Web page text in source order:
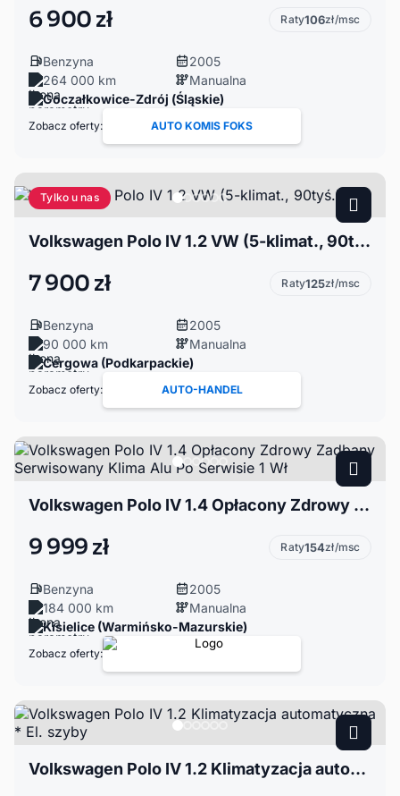
6 900 zł Raty106zł/msc
Benzyna
2005
264 000 km
Manualna
Goczałkowice-Zdrój (Śląskie)
Zobacz oferty: AUTO KOMIS FOKS
Tylko u nas
Volkswagen Polo IV 1.2 VW (5-klimat., 90tyś.km)
7 900 zł Raty125zł/msc
Benzyna
2005
90 000 km
Manualna
Cergowa (Podkarpackie)
Zobacz oferty: AUTO-HANDEL
Volkswagen Polo IV 1.4 Opłacony Zdrowy Zadbany Serwisowany Klima Alu Po Serwisie 1 Wł
9 999 zł Raty154zł/msc
Benzyna
2005
184 000 km
Manualna
Kisielice (Warmińsko-Mazurskie)
Zobacz oferty:
Volkswagen Polo IV 1.2 Klimatyzacja automatyczna * El. szyby